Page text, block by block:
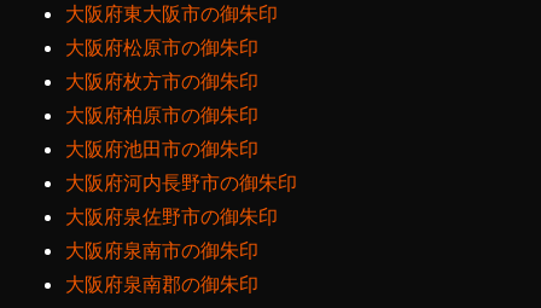
大阪府東大阪市の御朱印
大阪府松原市の御朱印
大阪府枚方市の御朱印
大阪府柏原市の御朱印
大阪府池田市の御朱印
大阪府河内長野市の御朱印
大阪府泉佐野市の御朱印
大阪府泉南市の御朱印
大阪府泉南郡の御朱印